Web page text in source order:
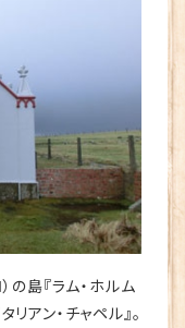
の島『ラム・ホルム
アン・チャペル』。